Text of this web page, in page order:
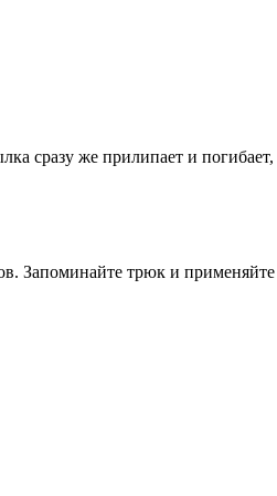
сразу же прилипает и погибает,
Запоминайте трюк и применяйте